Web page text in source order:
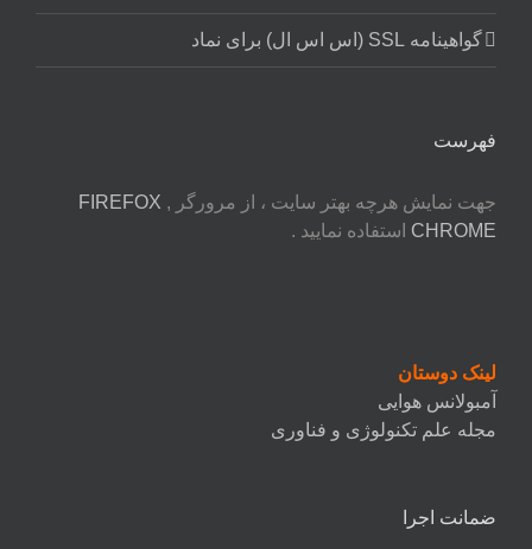
گواهینامه SSL (اس اس ال) برای نماد
فهرست
جهت نمایش هرچه بهتر سایت ، از مرورگر FIREFOX ,
CHROME استفاده نمایید .
لینک دوستان
آمبولانس هوایی
مجله علم تکنولوژی و فناوری
ضمانت اجرا